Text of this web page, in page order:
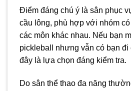
Điểm đáng chú ý là sân phục
cầu lông, phù hợp với nhóm
các môn khác nhau. Nếu bạn
pickleball nhưng vẫn có bạn
đây là lựa chọn đáng kiểm tra.
Do sân thể thao đa năng